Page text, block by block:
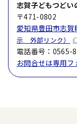
志賀子どもつど
〒471-0802
愛知県豊田市志
示 外部リンク）
電話番号：
お問合せは専用フ